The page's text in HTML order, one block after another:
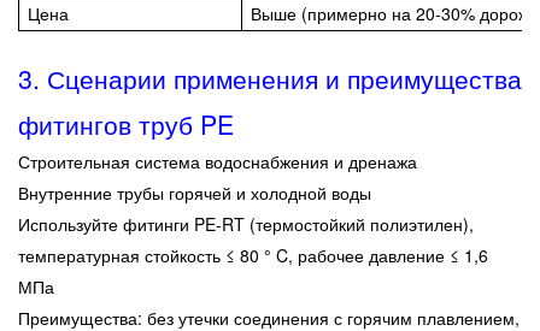
труб
4
4.
применения
фитингов
HDPE
Цена
Выше (примерно на 20-30%
3. Сценарии применения и преимущества
фитингов труб PE
Строительная система водоснабжения и дренажа
Внутренние трубы горячей и холодной воды
Используйте фитинги PE-RT (термостойкий полиэтилен),
температурная стойкость ≤ 80 ° C, рабочее давление ≤ 1,6
МПа
Преимущества: без утечки соединения с горячим плавлением,